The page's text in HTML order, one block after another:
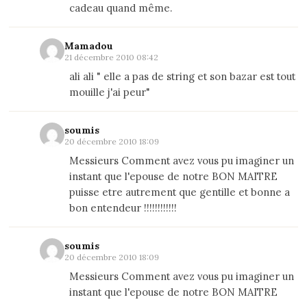
cadeau quand même.
Mamadou
21 décembre 2010 08:42
ali ali " elle a pas de string et son bazar est tout
mouille j'ai peur"
soumis
20 décembre 2010 18:09
Messieurs Comment avez vous pu imaginer un
instant que l'epouse de notre BON MAITRE
puisse etre autrement que gentille et bonne a
bon entendeur !!!!!!!!!!!!
soumis
20 décembre 2010 18:09
Messieurs Comment avez vous pu imaginer un
instant que l'epouse de notre BON MAITRE